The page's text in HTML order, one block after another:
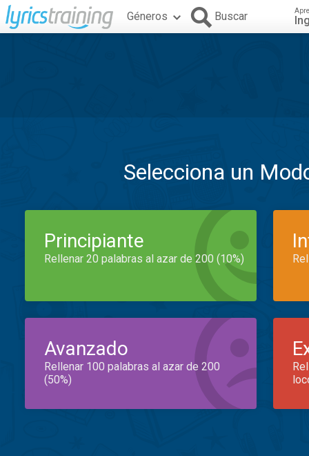
Géneros Buscar
Selecciona un
Principiante
Rellenar 20 palabras al azar de 200 (10%)
Avanzado
Rellenar 100 palabras al azar de 200
(50%)